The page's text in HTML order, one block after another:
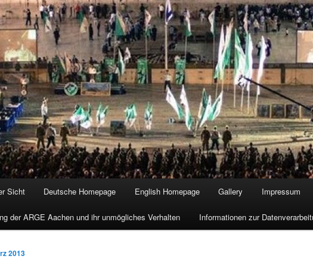
Sicht Deutsche Homepage English Homepage Gallery Impressum
der ARGE Aachen und ihr unmögliches Verhalten Informationen zur
2013